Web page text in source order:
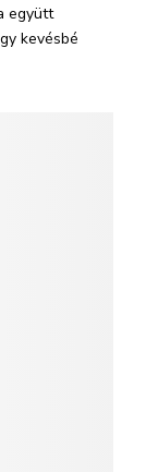
együtt
kevésbé